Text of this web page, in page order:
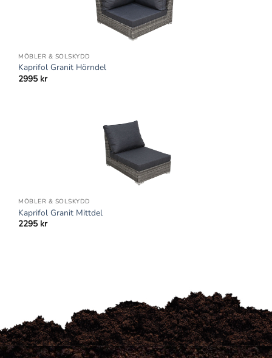
MÖBLER & SOLSKYDD
Kaprifol Granit Hörndel
2995 kr
MÖBLER & SOLSKYDD
Kaprifol Granit Mittdel
2295 kr